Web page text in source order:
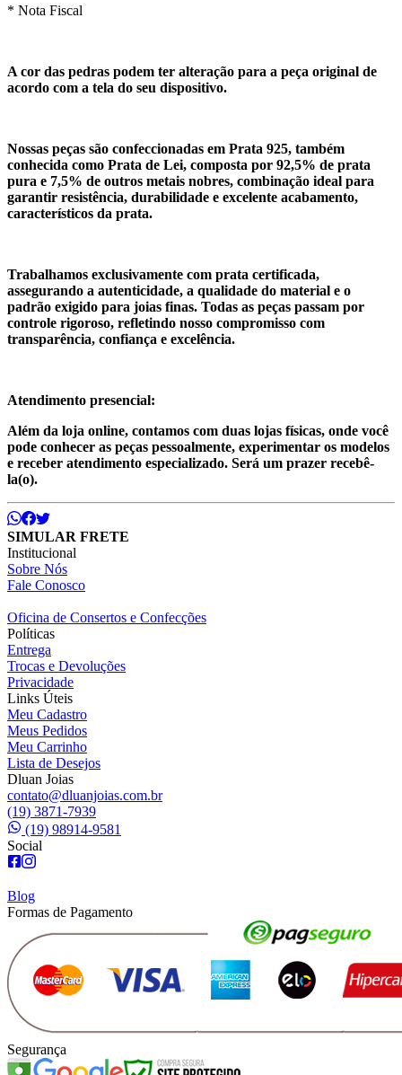
* Nota Fiscal
A cor das pedras podem ter alteração para a peça original de
acordo com a tela do seu dispositivo.
Nossas peças são confeccionadas em Prata 925, também
conhecida como Prata de Lei, composta por 92,5% de prata
pura e 7,5% de outros metais nobres, combinação ideal para
garantir resistência, durabilidade e excelente acabamento,
característicos da prata.
Trabalhamos exclusivamente com prata certificada,
assegurando a autenticidade, a qualidade do material e o
padrão exigido para joias finas. Todas as peças passam por
controle rigoroso, refletindo nosso compromisso com
transparência, confiança e excelência.
Atendimento presencial:
Além da loja online, contamos com duas lojas físicas, onde você
pode conhecer as peças pessoalmente, experimentar os modelos
e receber atendimento especializado. Será um prazer recebê-
la(o).
SIMULAR FRETE
Institucional
Sobre Nós
Fale Conosco
Oficina de Consertos e Confecções
Políticas
Entrega
Trocas e Devoluções
Privacidade
Links Úteis
Meu Cadastro
Meus Pedidos
Meu Carrinho
Lista de Desejos
Dluan Joias
contato@dluanjoias.com.br
(19) 3871-7939
(19) 98914-9581
Social
Blog
Formas de Pagamento
Segurança